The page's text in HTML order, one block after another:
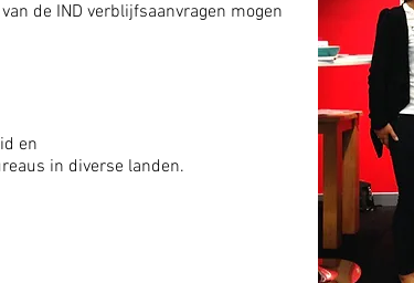
de IND verblijfsaanvragen mogen
en
in diverse landen.